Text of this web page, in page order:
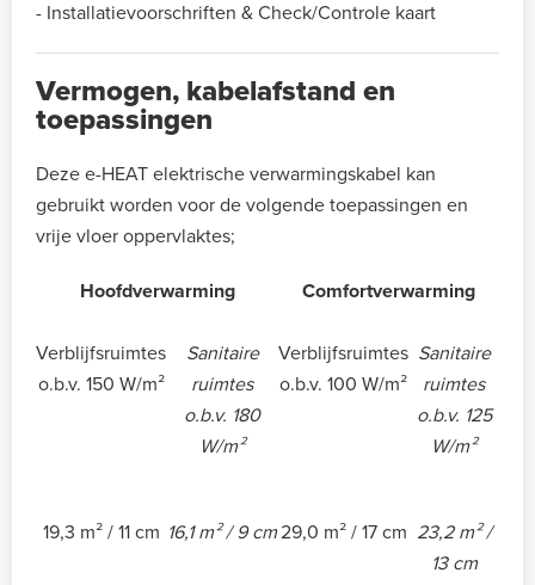
- Installatievoorschriften & Check/Controle kaart
Vermogen, kabelafstand en
toepassingen
Deze e-HEAT elektrische verwarmingskabel kan
gebruikt worden voor de volgende toepassingen en
vrije vloer oppervlaktes;
Hoofdverwarming Comfortverwarming
Verblijfsruimtes
o.b.v. 150 W/m²
Sanitaire
ruimtes
o.b.v. 180
W/m²
Verblijfsruimtes
o.b.v. 100 W/m²
Sanitaire
ruimtes
o.b.v. 125
W/m²
19,3 m² / 11 cm 16,1 m² / 9 cm29,0 m² / 17 cm 23,2 m² /
13 cm